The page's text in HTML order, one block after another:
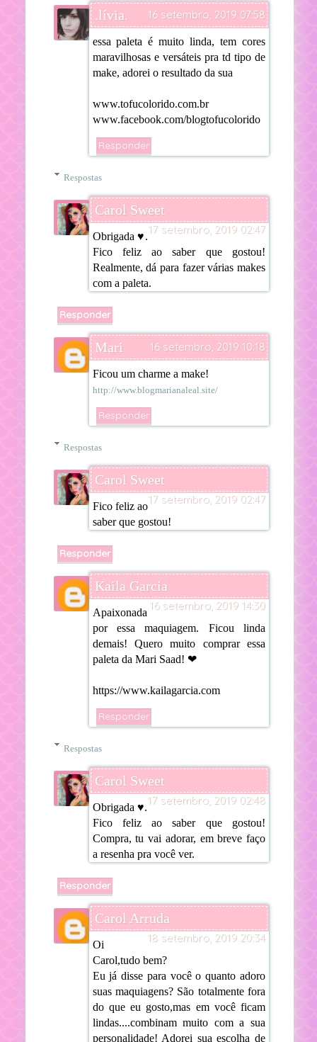
.lívia. 16 setembro, 2019 07:58
essa paleta é muito linda, tem cores
maravilhosas e versáteis pra td tipo de
make, adorei o resultado da sua
www.tofucolorido.com.br
www.facebook.com/blogtofucolorido
Responder
Respostas
Carol Sweet
17 setembro, 2019 02:47
Obrigada ♥.
Fico feliz ao saber que gostou!
Realmente, dá para fazer várias makes
com a paleta.
Responder
Mari 16 setembro, 2019 10:18
Ficou um charme a make!
http://www.blogmarianaleal.site/
Responder
Respostas
Carol Sweet
17 setembro, 2019 02:47
Fico feliz ao
saber que gostou!
Responder
Kaila Garcia
16 setembro, 2019 14:30
Apaixonada
por essa maquiagem. Ficou linda
demais! Quero muito comprar essa
paleta da Mari Saad! ❤
https://www.kailagarcia.com
Responder
Respostas
Carol Sweet
17 setembro, 2019 02:48
Obrigada ♥.
Fico feliz ao saber que gostou!
Compra, tu vai adorar, em breve faço
a resenha pra você ver.
Responder
Carol Arruda
18 setembro, 2019 20:34
Oi
Carol,tudo bem?
Eu já disse para você o quanto adoro
suas maquiagens? São totalmente fora
do que eu gosto,mas em você ficam
lindas....combinam muito com a sua
personalidade! Adorei sua escolha de